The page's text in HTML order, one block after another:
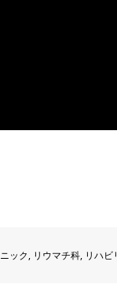
ック, リウマチ科, リハビ